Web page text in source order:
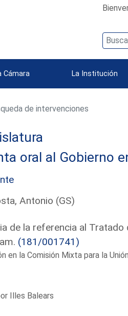
Cámara La Institución
de intervenciones
oral al Gobierno
Antonio (GS)
de la referencia al
(181/001741)
en la Comisión Mixta para la
Illes Balears